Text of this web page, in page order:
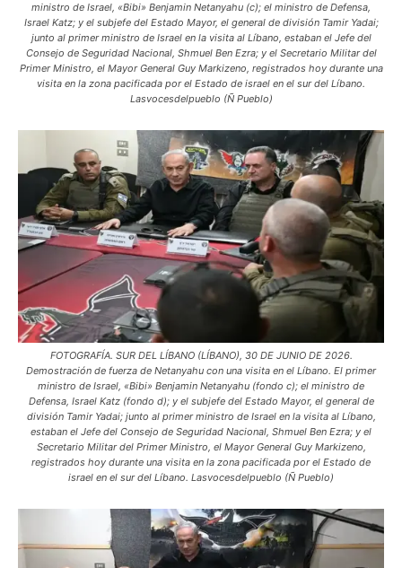
ministro de Israel, «Bibi» Benjamin Netanyahu (c); el ministro de Defensa,
Israel Katz; y el subjefe del Estado Mayor, el general de división Tamir Yadai;
junto al primer ministro de Israel en la visita al Líbano, estaban el Jefe del
Consejo de Seguridad Nacional, Shmuel Ben Ezra; y el Secretario Militar del
Primer Ministro, el Mayor General Guy Markizeno, registrados hoy durante una
visita en la zona pacificada por el Estado de israel en el sur del Líbano.
Lasvocesdelpueblo (Ñ Pueblo)
FOTOGRAFÍA. SUR DEL LÍBANO (LÍBANO), 30 DE JUNIO DE 2026.
Demostración de fuerza de Netanyahu con una visita en el Líbano. El primer
ministro de Israel, «Bibi» Benjamin Netanyahu (fondo c); el ministro de
Defensa, Israel Katz (fondo d); y el subjefe del Estado Mayor, el general de
división Tamir Yadai; junto al primer ministro de Israel en la visita al Líbano,
estaban el Jefe del Consejo de Seguridad Nacional, Shmuel Ben Ezra; y el
Secretario Militar del Primer Ministro, el Mayor General Guy Markizeno,
registrados hoy durante una visita en la zona pacificada por el Estado de
israel en el sur del Líbano. Lasvocesdelpueblo (Ñ Pueblo)